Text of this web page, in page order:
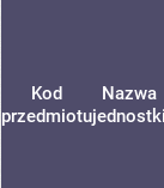
Kod
przedmiotu
Nazwa
jednostki